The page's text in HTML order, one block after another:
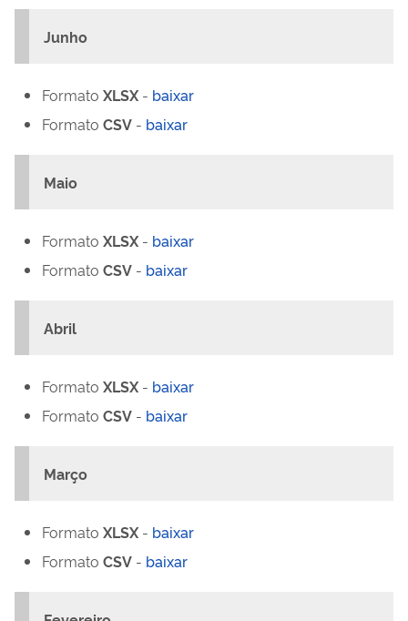
Junho
Formato XLSX - baixar
Formato CSV - baixar
Maio
Formato XLSX - baixar
Formato CSV - baixar
Abril
Formato XLSX - baixar
Formato CSV - baixar
Março
Formato XLSX - baixar
Formato CSV - baixar